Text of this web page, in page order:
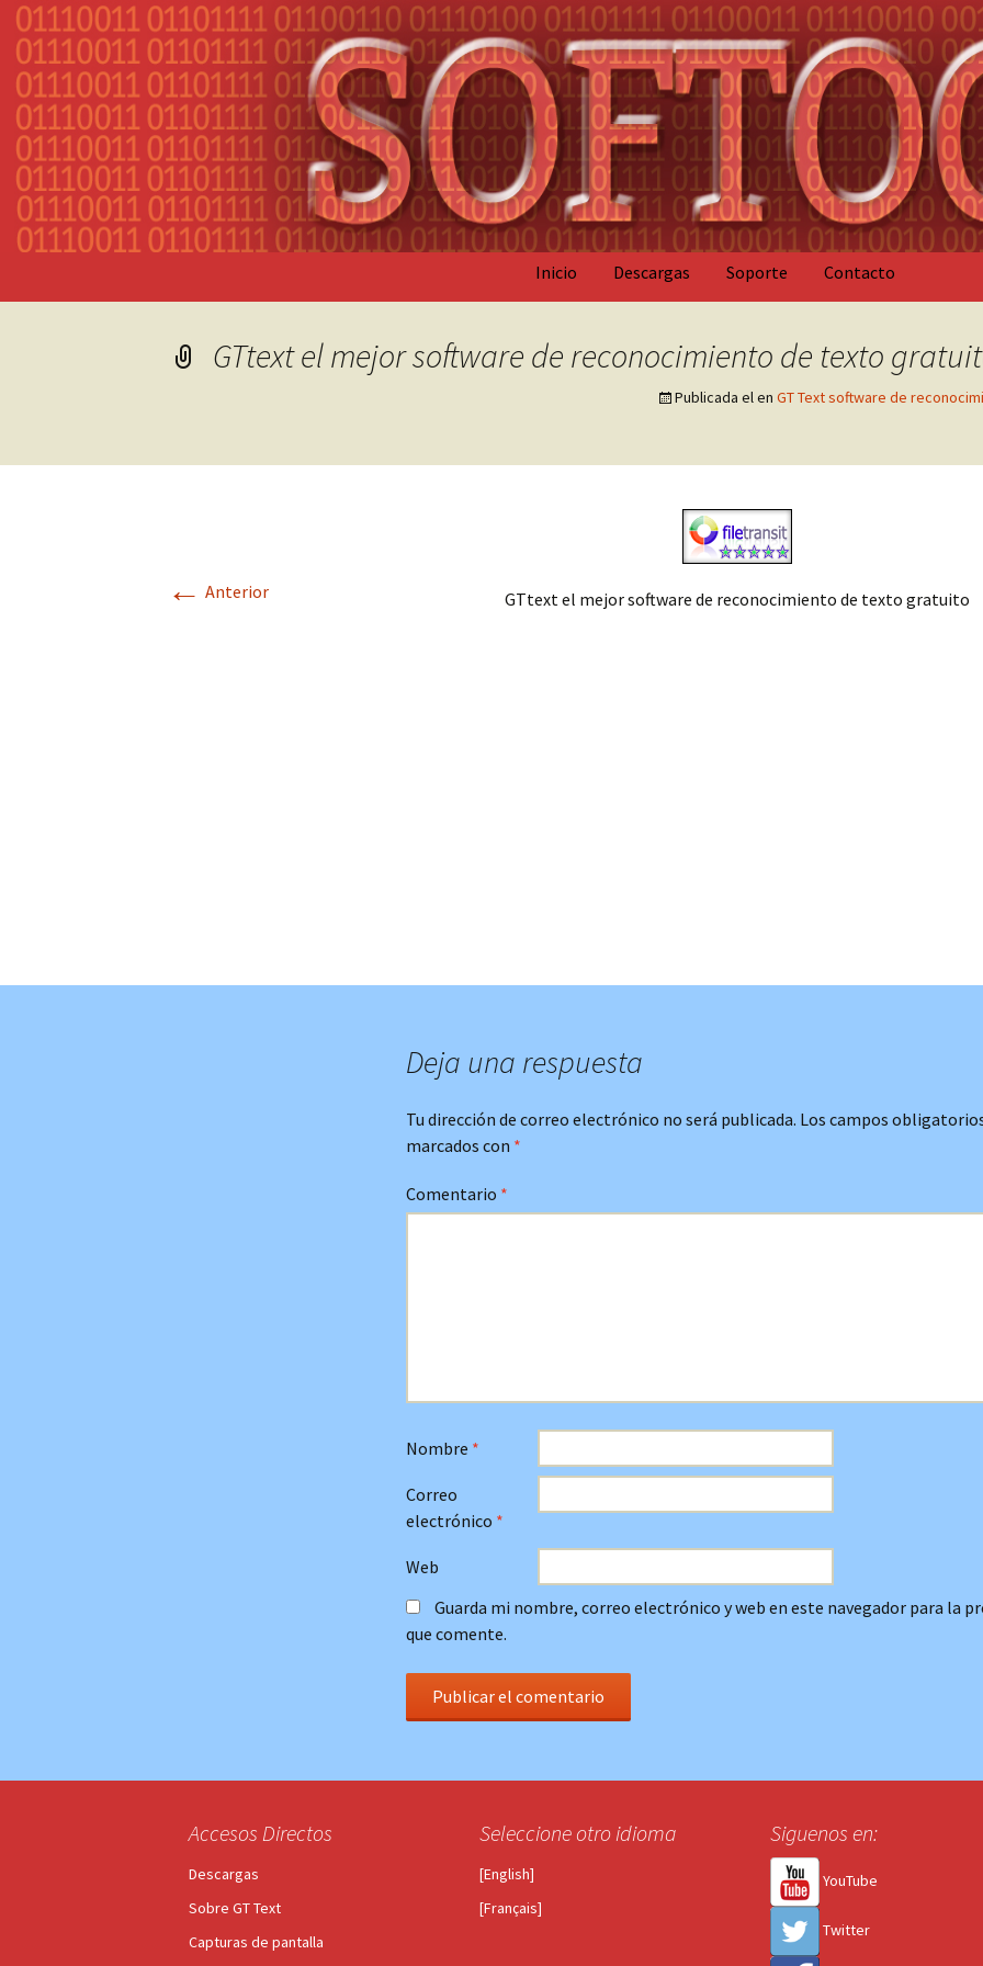
Saltar
Inicio Descargas
Soporte
Sobre GT Text
Capturas de pantalla
Historial De Versiones
Contacto
GTtext el mejor software de reconocimiento de texto
Publicada elen GT Text software de
← Anterior GTtext el mejor software de reconocimiento de texto gratuito
Deja una respuesta
Tu dirección de correo electrónico no será publicada. Los campos
marcados con *
Comentario *
Nombre *
Correo
electrónico *
Web
Guarda mi nombre, correo electrónico y web en este navegador para la
que comente.
Accesos Directos
Descargas
Sobre GT Text
Capturas de pantalla
Seleccione otro idioma
[English]
[Français]
Siguenos en:
YouTube
Twitter